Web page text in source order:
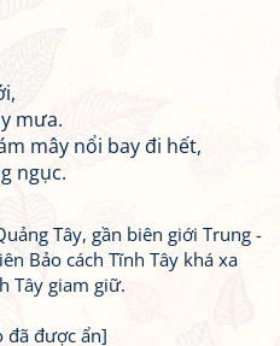
mưa.
mây nổi bay đi hết,
ngục.
Tây, gần biên giới Trung -
Bảo cách Tĩnh Tây khá xa
Tây giam giữ.
đã được ẩn]